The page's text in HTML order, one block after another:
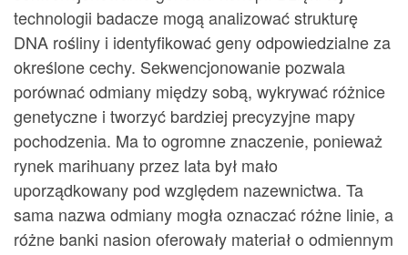
technologii badacze mogą analizować strukturę
DNA rośliny i identyfikować geny odpowiedzialne za
określone cechy. Sekwencjonowanie pozwala
porównać odmiany między sobą, wykrywać różnice
genetyczne i tworzyć bardziej precyzyjne mapy
pochodzenia. Ma to ogromne znaczenie, ponieważ
rynek marihuany przez lata był mało
uporządkowany pod względem nazewnictwa. Ta
sama nazwa odmiany mogła oznaczać różne linie, a
różne banki nasion oferowały materiał o odmiennym